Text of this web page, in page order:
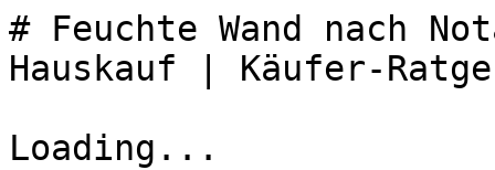
# Feuchte Wand nach
Hauskauf | Käufer-
Loading...